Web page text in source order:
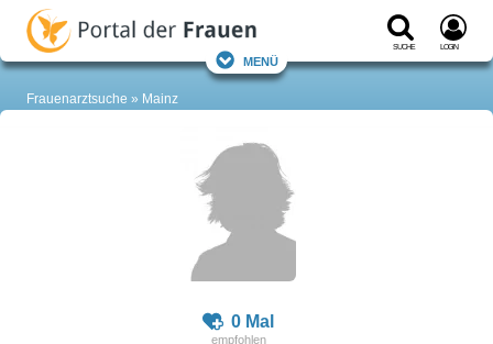
Suche Login
Menü
Frauenarztsuche Mainz
0 Mal